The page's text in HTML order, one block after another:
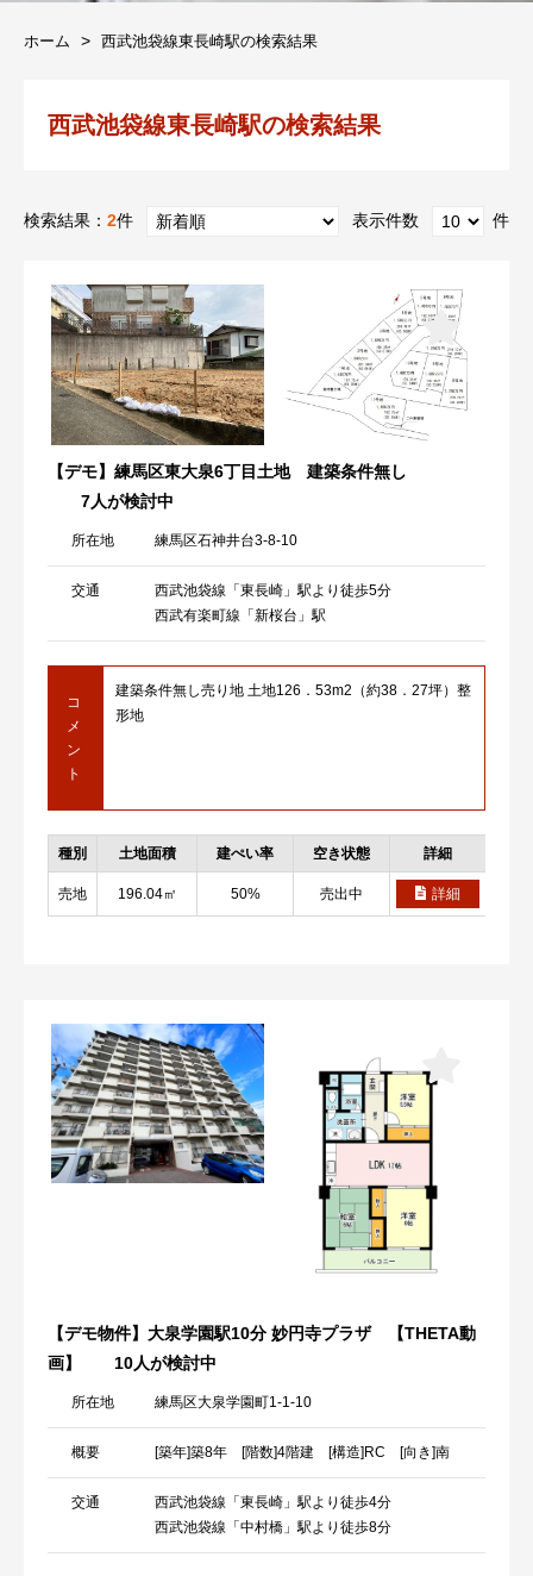
ホーム 西武池袋線東長崎駅の検索結果
西武池袋線東長崎駅の検索結果
検索結果： 2件 表示件数 件
【デモ】練馬区東大泉6丁目土地 建築条件無し
7人が検討中
所在地 練馬区石神井台3-8-10
交通
西武池袋線「東長崎」駅より徒歩5分
西武有楽町線「新桜台」駅
コ
メ
ン
ト
建築条件無し売り地 土地126．53m2（約38．27坪）整
形地
種別 土地面積 建ぺい率 空き状態 詳細
売地 196.04㎡ 50% 売出中 詳細
【デモ物件】大泉学園駅10分 妙円寺プラザ 【THETA動
画】
10人が検討中
所在地 練馬区大泉学園町1-1-10
概要 [築年]築8年 [階数]4階建 [構造]RC [向き]南
交通
西武池袋線「東長崎」駅より徒歩4分
西武池袋線「中村橋」駅より徒歩8分